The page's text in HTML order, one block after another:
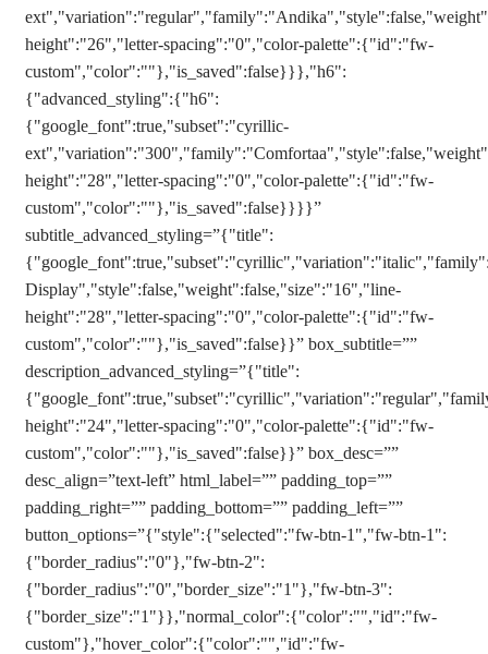
height":"26","letter-spacing":"0","color-palette":{"id":"fw-
custom","color":""},"is_saved":false}}},"h6":
{"advanced_styling":{"h6":
{"google_font":true,"subset":"cyrillic-
height":"28","letter-spacing":"0","color-palette":{"id":"fw-
custom","color":""},"is_saved":false}}}}”
subtitle_advanced_styling=”{"title":
Display","style":false,"weight":false,"size":"16","line-
height":"28","letter-spacing":"0","color-palette":{"id":"fw-
custom","color":""},"is_saved":false}}” box_subtitle=””
description_advanced_styling=”{"title":
height":"24","letter-spacing":"0","color-palette":{"id":"fw-
custom","color":""},"is_saved":false}}” box_desc=””
desc_align=”text-left” html_label=”” padding_top=””
padding_right=”” padding_bottom=”” padding_left=””
button_options=”{"style":{"selected":"fw-btn-1","fw-btn-1":
{"border_radius":"0"},"fw-btn-2":
{"border_radius":"0","border_size":"1"},"fw-btn-3":
{"border_size":"1"}},"normal_color":{"color":"","id":"fw-
custom"},"hover_color":{"color":"","id":"fw-